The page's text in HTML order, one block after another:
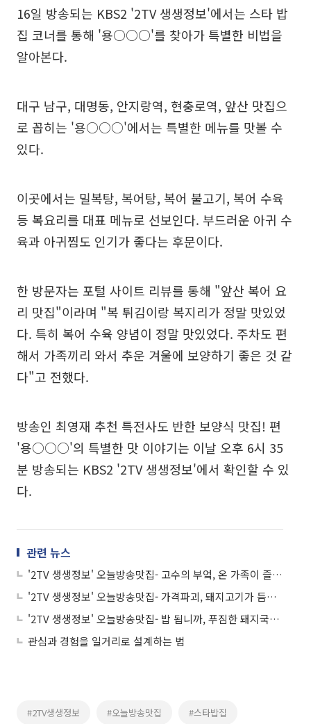
16일 방송되는 KBS2 '2TV 생생정보'에서는 스타 밥
집 코너를 통해 '용○○○'를 찾아가 특별한 비법을
알아본다.
대구 남구, 대명동, 안지랑역, 현충로역, 앞산 맛집으
로 꼽히는 '용○○○'에서는 특별한 메뉴를 맛볼 수
있다.
이곳에서는 밀복탕, 복어탕, 복어 불고기, 복어 수육
등 복요리를 대표 메뉴로 선보인다. 부드러운 아귀 수
육과 아귀찜도 인기가 좋다는 후문이다.
한 방문자는 포털 사이트 리뷰를 통해 "앞산 복어 요
리 맛집"이라며 "복 튀김이랑 복지리가 정말 맛있었
다. 특히 복어 수육 양념이 정말 맛있었다. 주차도 편
해서 가족끼리 와서 추운 겨울에 보양하기 좋은 것 같
다"고 전했다.
방송인 최영재 추천 특전사도 반한 보양식 맛집! 편
'용○○○'의 특별한 맛 이야기는 이날 오후 6시 35
분 방송되는 KBS2 '2TV 생생정보'에서 확인할 수 있
다.
관련 뉴스
'2TV 생생정보' 오늘방송맛집- 고수의 부엌, 온 가족이 즐기는 바비큐 맛집 '데○○'
'2TV 생생정보' 오늘방송맛집- 가격파괴, 돼지고기가 듬뿍! 김치 짜글이 맛집 '호○'
'2TV 생생정보' 오늘방송맛집- 밥 됩니까, 푸짐한 돼지국밥ㆍ수육 맛집 '4○○'
관심과 경험을 일거리로 설계하는 법
#2TV생생정보 #오늘방송맛집 #스타밥집